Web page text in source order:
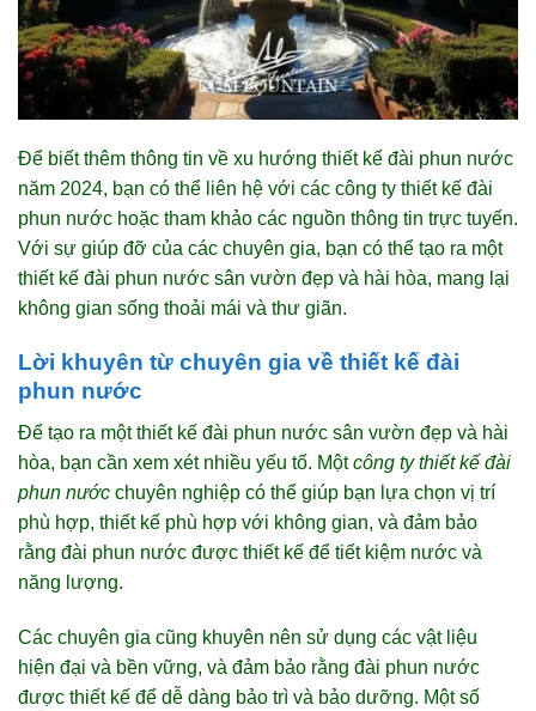
Để biết thêm thông tin về xu hướng thiết kế đài phun nước
năm 2024, bạn có thể liên hệ với các công ty thiết kế đài
phun nước hoặc tham khảo các nguồn thông tin trực tuyến.
Với sự giúp đỡ của các chuyên gia, bạn có thể tạo ra một
thiết kế đài phun nước sân vườn đẹp và hài hòa, mang lại
không gian sống thoải mái và thư giãn.
Lời khuyên từ chuyên gia về thiết kế đài
phun nước
Để tạo ra một thiết kế đài phun nước sân vườn đẹp và hài
hòa, bạn cần xem xét nhiều yếu tố. Mộtcông ty thiết kế đài
phun nước chuyên nghiệp có thể giúp bạn lựa chọn vị trí
phù hợp, thiết kế phù hợp với không gian, và đảm bảo
rằng đài phun nước được thiết kế để tiết kiệm nước và
năng lượng.
Các chuyên gia cũng khuyên nên sử dụng các vật liệu
hiện đại và bền vững, và đảm bảo rằng đài phun nước
được thiết kế để dễ dàng bảo trì và bảo dưỡng. Một số